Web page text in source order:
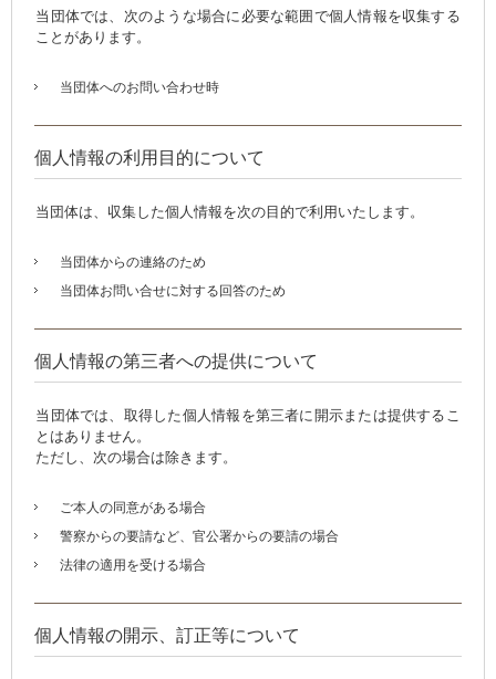
当団体では、次のような場合に必要な範囲で個人情報を収集する
ことがあります。
当団体へのお問い合わせ時
個人情報の利用目的について
当団体は、収集した個人情報を次の目的で利用いたします。
当団体からの連絡のため
当団体お問い合せに対する回答のため
個人情報の第三者への提供について
当団体では、取得した個人情報を第三者に開示または提供するこ
とはありません。
ただし、次の場合は除きます。
ご本人の同意がある場合
警察からの要請など、官公署からの要請の場合
法律の適用を受ける場合
個人情報の開示、訂正等について